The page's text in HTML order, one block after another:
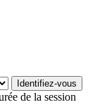
de la session